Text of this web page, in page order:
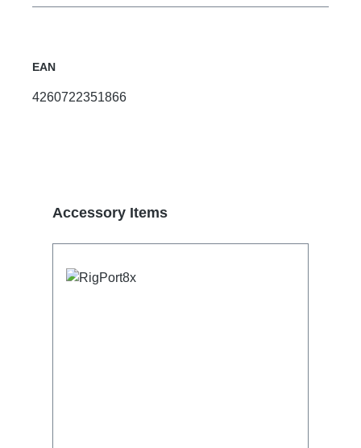
EAN
4260722351866
Produktgalerie überspringen
Accessory Items